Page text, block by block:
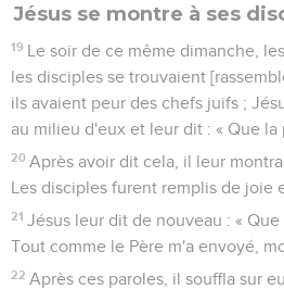
Jésus se montre à ses
19 Le soir de ce même dimanche,
les disciples se trouvaient
ils avaient peur des chefs juifs ;
au milieu d'eux et leur dit : « Que la
20 Après avoir dit cela, il leur
Les disciples furent remplis de joie
21 Jésus leur dit de nouveau : «
Tout comme le Père m'a envoyé,
22 Après ces paroles, il souffla sur